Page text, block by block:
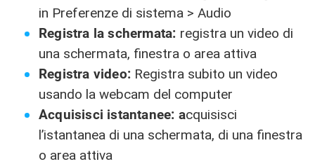
in Preferenze di sistema > Audio
Registra la schermata: registra un video di
una schermata, finestra o area attiva
Registra video: Registra subito un video
usando la webcam del computer
Acquisisci istantanee: acquisisci
l’istantanea di una schermata, di una finestra
o area attiva